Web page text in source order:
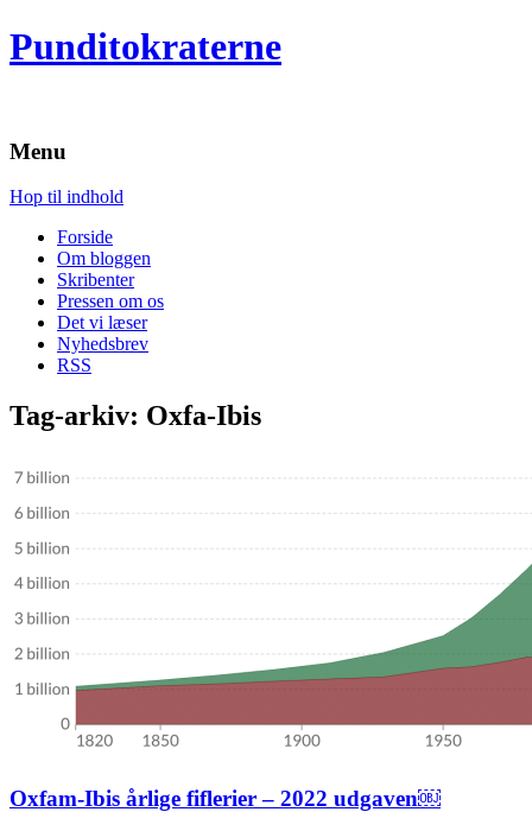
Punditokraterne
Menu
Hop til indhold
Forside
Om bloggen
Skribenter
Pressen om os
Det vi læser
Nyhedsbrev
RSS
Tag-arkiv: Oxfa-Ibis
Oxfam-Ibis årlige fiflerier – 2022 udgaven￼